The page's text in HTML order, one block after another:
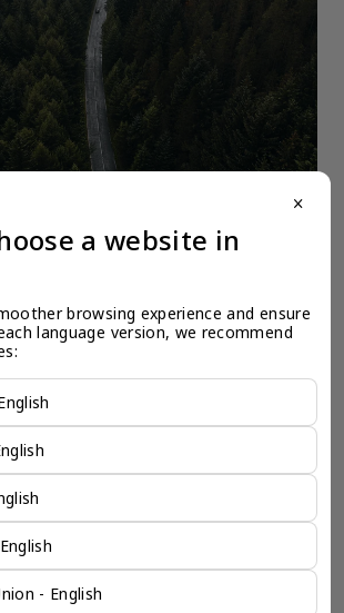
务咨询公司为您
赖的海外合作伙伴。我们是香港伦敦奕资
咨询部门，这是一家总部位于香港的全球
50个市场，约占全球GDP的72%。
们可以将客户与全球市场的机遇联系起
客户提供服务。
资咨询有限公司 >
close
a website in
browsing experience and ensure
language version, we recommend
- English